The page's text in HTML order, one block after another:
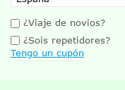
¿Viaje de novios?
¿Sois repetidores?
Tengo un cupón